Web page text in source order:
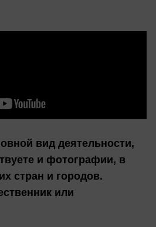
вид деятельности,
и фотографии, в
стран и городов.
или